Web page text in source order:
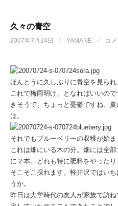
久々の青空
2007年7月24日 / YAMANE / コ
ほんとうに久しぶりに青空を見られ
これで梅雨明け、となればいいの
きそうで、ちょっと憂鬱ですね。
は。
それでもブルーベリーの収穫が始ま
これは畑にいる木の分。畑には全
に２本。どれも特に肥料をやった
そこそこ採れます。軽井沢ではい
うか。
昨日は大学時代の友人が家族で訪